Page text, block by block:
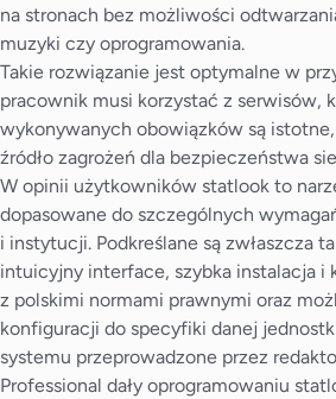
na stronach bez możliwości
muzyki czy oprogramowania.
Takie rozwiązanie jest optymalne w
pracownik musi korzystać z serwisów,
wykonywanych obowiązków są
źródło zagrożeń dla bezpieczeństwa
W opinii użytkowników statlook to
dopasowane do szczególnych
i instytucji. Podkreślane są zwłaszcza
intuicyjny interface, szybka instalacja i
z polskimi normami prawnymi oraz
konfiguracji do specyfiki danej
systemu przeprowadzone przez
Professional dały oprogramowaniu